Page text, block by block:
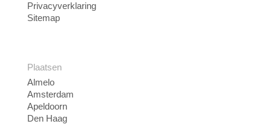
Privacyverklaring
Sitemap
Plaatsen
Almelo
Amsterdam
Apeldoorn
Den Haag